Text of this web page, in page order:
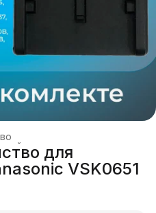
и док-станции
для
VSK0651